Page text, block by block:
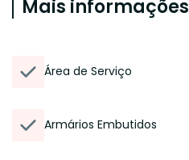
Mais informações
Área de Serviço
Armários Embutidos